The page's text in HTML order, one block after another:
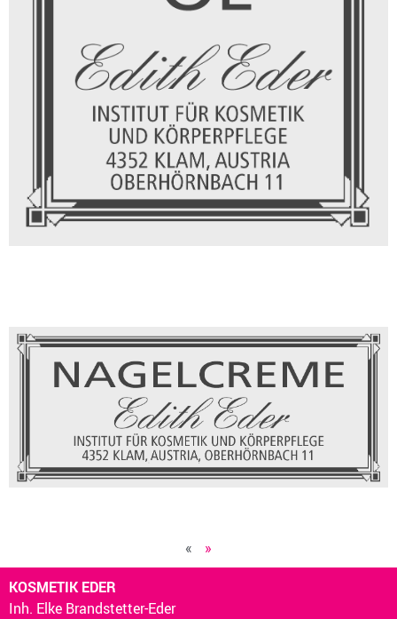
«
»
KOSMETIK EDER
Inh. Elke Brandstetter-Eder